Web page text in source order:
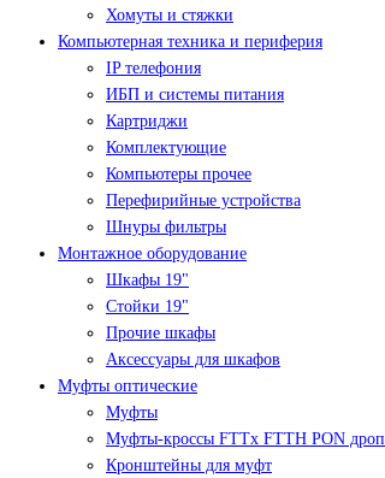
Хомуты и стяжки
Компьютерная техника и периферия
IP телефония
ИБП и системы питания
Картриджи
Комплектующие
Компьютеры прочее
Перефирийные устройства
Шнуры фильтры
Монтажное оборудование
Шкафы 19"
Стойки 19"
Прочие шкафы
Аксессуары для шкафов
Муфты оптические
Муфты
Муфты-кроссы FTTx FTTH PON дроп
Кронштейны для муфт